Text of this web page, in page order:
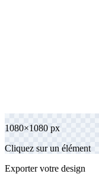
1080×1080 px
Cliquez sur un élément
Exporter votre design